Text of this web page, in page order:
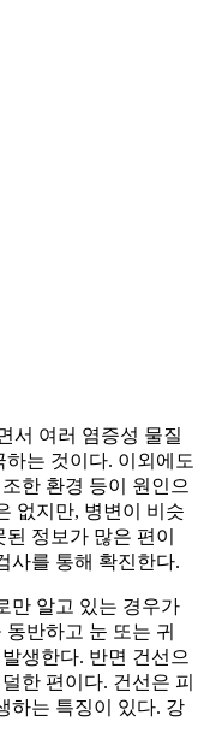
서 여러 염증성 물질
는 것이다. 이외에도
한 환경 등이 원인으
없지만, 병변이 비슷
정보가 많은 편이
사를 통해 확진한다.
만 알고 있는 경우가
반하고 눈 또는 귀
생한다. 반면 건선으
한 편이다. 건선은 피
하는 특징이 있다. 강